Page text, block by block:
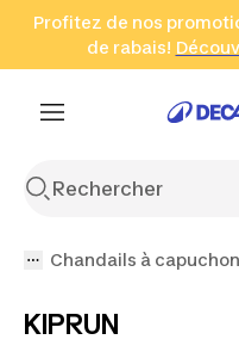
Aller à la recherche
Profitez de nos
de rabais!
en
(Zones
Chandails à
KIPRUN